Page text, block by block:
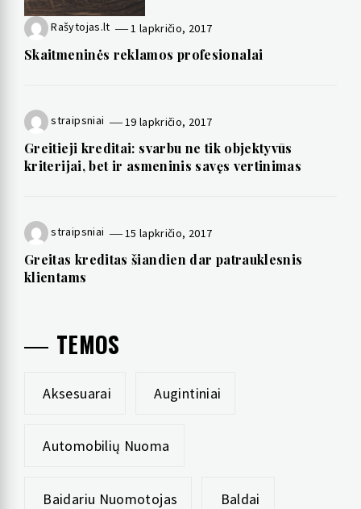
Rašytojas.lt 1 lapkričio, 2017
Skaitmeninės reklamos profesionalai
straipsniai 19 lapkričio, 2017
Greitieji kreditai: svarbu ne tik objektyvūs
kriterijai, bet ir asmeninis savęs vertinimas
straipsniai 15 lapkričio, 2017
Greitas kreditas šiandien dar patrauklesnis
klientams
TEMOS
Aksesuarai Augintiniai
Automobilių Nuoma
Baidariu Nuomotojas Baldai